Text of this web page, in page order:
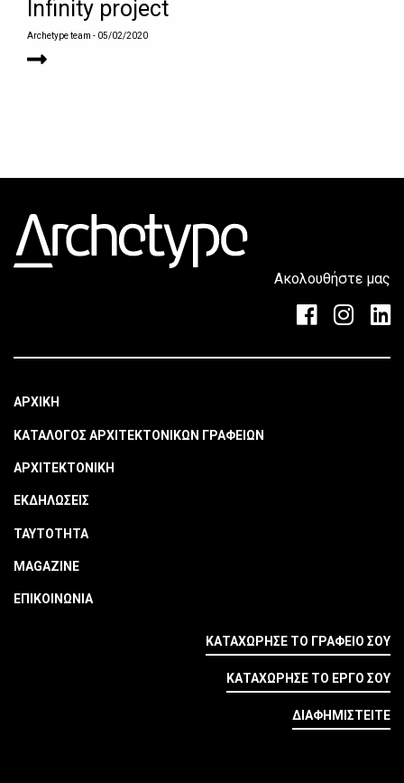
Infinity project
Archetype team - 05/02/2020
Ακολουθήστε μας
ΑΡΧΙΚΗ
ΚΑΤΑΛΟΓΟΣ ΑΡΧΙΤΕΚΤΟΝΙΚΩΝ ΓΡΑΦΕΙΩΝ
ΑΡΧΙΤΕΚΤΟΝΙΚΗ
ΕΚΔΗΛΩΣΕΙΣ
ΤΑΥΤΟΤΗΤΑ
MAGAZINE
ΕΠΙΚΟΙΝΩΝΙΑ
ΚΑΤΑΧΩΡΗΣΕ ΤΟ ΓΡΑΦΕΙΟ ΣΟΥ
ΚΑΤΑΧΩΡΗΣΕ ΤΟ ΕΡΓΟ ΣΟΥ
ΔΙΑΦΗΜΙΣΤΕΙΤΕ